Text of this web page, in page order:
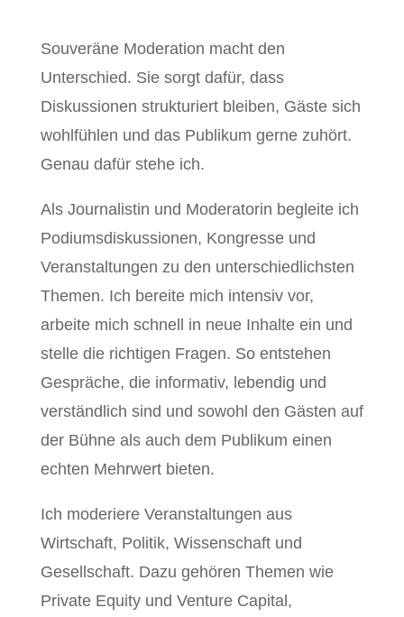
Souveräne Moderation macht den
Unterschied. Sie sorgt dafür, dass
Diskussionen strukturiert bleiben, Gäste sich
wohlfühlen und das Publikum gerne zuhört.
Genau dafür stehe ich.
Als Journalistin und Moderatorin begleite ich
Podiumsdiskussionen, Kongresse und
Veranstaltungen zu den unterschiedlichsten
Themen. Ich bereite mich intensiv vor,
arbeite mich schnell in neue Inhalte ein und
stelle die richtigen Fragen. So entstehen
Gespräche, die informativ, lebendig und
verständlich sind und sowohl den Gästen auf
der Bühne als auch dem Publikum einen
echten Mehrwert bieten.
Ich moderiere Veranstaltungen aus
Wirtschaft, Politik, Wissenschaft und
Gesellschaft. Dazu gehören Themen wie
Private Equity und Venture Capital,